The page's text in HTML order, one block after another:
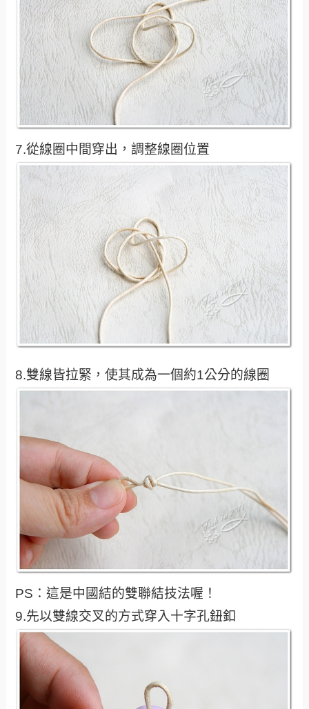
7.從線圈中間穿出，調整線圈位置
8.雙線皆拉緊，使其成為一個約1公分的線圈
PS：這是中國結的雙聯結技法喔！
9.先以雙線交叉的方式穿入十字孔鈕釦